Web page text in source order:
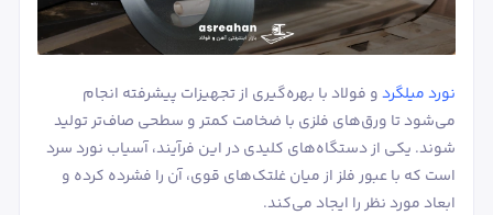
نورد میلگردو فولاد با بهره‌گیری از تجهیزات پیشرفته انجام
می‌شود تا ورق‌های فلزی با ضخامت کمتر و سطحی صاف‌تر تولید
شوند. یکی از دستگاه‌های کلیدی در این فرآیند، آسیاب نورد سرد
است که با عبور فلز از میان غلتک‌های قوی، آن را فشرده کرده و
ابعاد مورد نظر را ایجاد می‌کند.